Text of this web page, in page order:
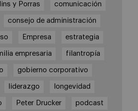
y Porras comunicación
consejo de administración
Empresa estrategia
empresaria filantropía
gobierno corporativo
liderazgo longevidad
Peter Drucker podcast